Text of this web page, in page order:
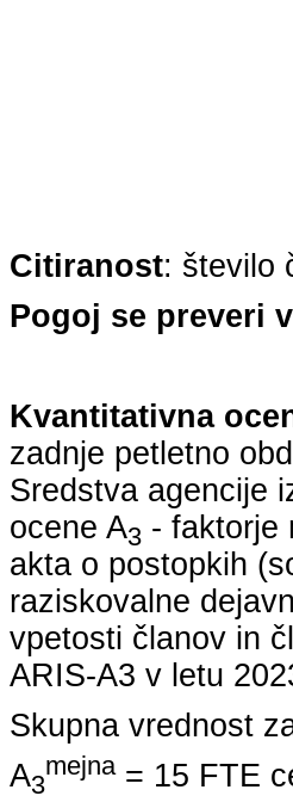
Citiranost: število
Pogoj se preveri
Kvantitativna
zadnje petletno
Sredstva agencije
ocene A3 - faktorje
akta o postopkih
raziskovalne
vpetosti članov in
ARIS-A3 v letu
Skupna vrednost
A3
mejna= 15 FTE